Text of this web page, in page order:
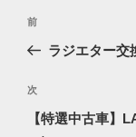
投
ナ
ビ
ゲ
過
去
投
稿
前
ラジエター交
次
の
次
【特選中古車】